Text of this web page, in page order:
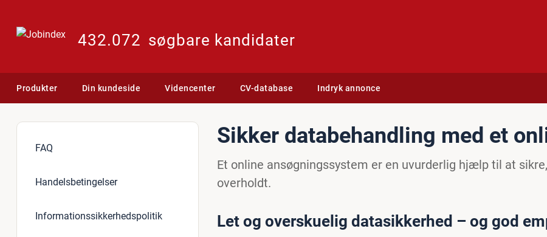
432.072 søgbare kandidater
Produkter Din kundeside Videncenter CV-database Indryk annonce
FAQ
Handelsbetingelser
Informationssikkerhedspolitik
Sikker databehandling med et
Et online ansøgningssystem er en uvurderlig hjælp til at
overholdt.
Let og overskuelig datasikkerhed – og god